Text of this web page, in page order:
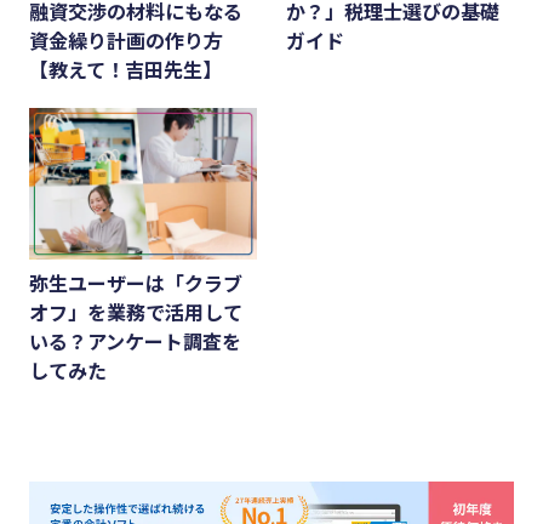
弥生の製品・サービス
業務効率化
キーワード
#インボイス
#インボイス制度
#電子帳簿保存法
#集客
#資金調達
オフ
融資交渉の材料にもなる
資金繰り計画の作り方
【教えて！吉田先生】
か？」税理士選びの基礎
ガイド
弥生ユーザーは「クラブ
オフ」を業務で活用して
いる？アンケート調査を
してみた